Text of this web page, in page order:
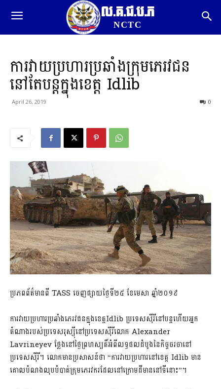
ល.គ.ជ.ប.ភ
NCTC
ការវាយប្រហារប្រឆាំងក្រុមភេរវជន
នៅតែបន្តក្នុងខេត្ត Idlib
April 26, 2019 0
ប្រភពព័ត៌មានពី TASS ចេញផ្សាយថ្ងៃទី២៥ ខែមេសា ឆ្នាំ២០១៩
ការវាយប្រហារប្រឆាំងភេរវជនក្នុងខេត្តIdlib ប្រទេសស៊ីរីនៅបន្ត​ហើយអ្នក
តំណាងរបស់​ប្រទេសរុស្ស៊ីនៅប្រទេសស៊ីរីលោក Alexander
Lavrineyev ថ្លែងនៅថ្ងៃព្រហស្បតិ៍អំពី​លទ្ធផល​ដំបូងនៃកិច្ចចរចានៅ
ប្រទេសស៊ីរី។​ លោកមានប្រសាសន៍ថា “ការវាយប្រហារនៅខេត្ត Idlib មាន
គោលបំណងលុបបំបាត់ក្រុមភេរវករដែលនៅក្រោមដីមាននៅទីនោះ”។